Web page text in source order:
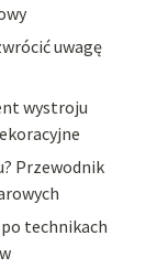
uwagę
wystroju
Przewodnik
technikach